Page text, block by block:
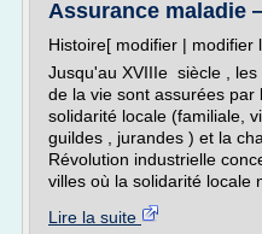
Assurance maladie
Histoire[ modifier | modifier
Jusqu'au XVIIIe siècle ,
de la vie sont assurées par
solidarité locale (familiale,
guildes , jurandes ) et la
Révolution industrielle
villes où la solidarité locale
Lire la suite